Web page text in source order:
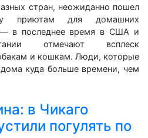
стран, неожиданно пошел
приютам для домашних
в последнее время в США и
отмечают всплеск
и кошкам. Люди, которые
куда больше времени, чем
в Чикаго
погулять по